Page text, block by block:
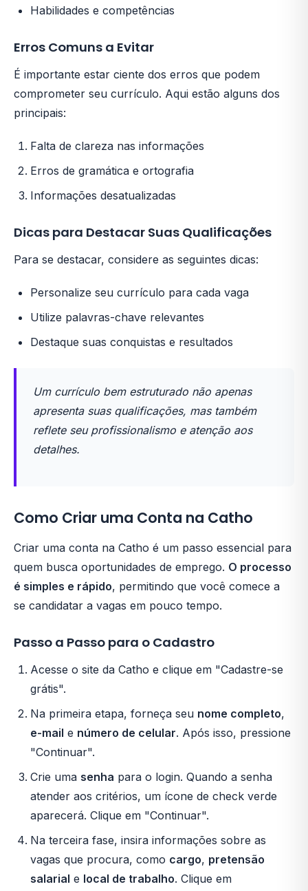
Habilidades e competências
Erros Comuns a Evitar
É importante estar ciente dos erros que podem
comprometer seu currículo. Aqui estão alguns dos
principais:
Falta de clareza nas informações
Erros de gramática e ortografia
Informações desatualizadas
Dicas para Destacar Suas Qualificações
Para se destacar, considere as seguintes dicas:
Personalize seu currículo para cada vaga
Utilize palavras-chave relevantes
Destaque suas conquistas e resultados
Um currículo bem estruturado não apenas
apresenta suas qualificações, mas também
reflete seu profissionalismo e atenção aos
detalhes.
Como Criar uma Conta na Catho
Criar uma conta na Catho é um passo essencial para
quem busca oportunidades de emprego. O processo
é simples e rápido, permitindo que você comece a
se candidatar a vagas em pouco tempo.
Passo a Passo para o Cadastro
Acesse o site da Catho e clique em "Cadastre-se
grátis".
Na primeira etapa, forneça seu nome completo,
e-mail e número de celular. Após isso, pressione
"Continuar".
Crie uma senha para o login. Quando a senha
atender aos critérios, um ícone de check verde
aparecerá. Clique em "Continuar".
Na terceira fase, insira informações sobre as
vagas que procura, como cargo, pretensão
salarial e local de trabalho. Clique em